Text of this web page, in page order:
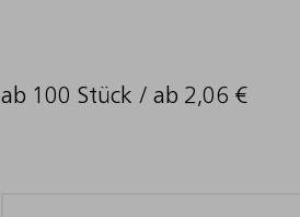
ab 100 Stück / ab 2,06 €